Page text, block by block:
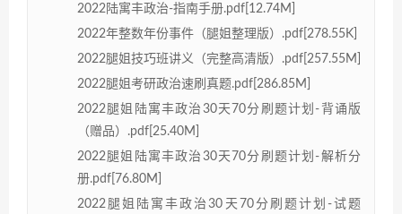
2022陆寓丰政治-指南手册.pdf[12.74M]
2022年整数年份事件（腿姐整理版）.pdf[278.55K]
2022腿姐技巧班讲义（完整高清版）.pdf[257.55M]
2022腿姐考研政治速刷真题.pdf[286.85M]
2022腿姐陆寓丰政治30天70分刷题计划-背诵版
（赠品）.pdf[25.40M]
2022腿姐陆寓丰政治30天70分刷题计划-解析分
册.pdf[76.80M]
2022腿姐陆寓丰政治30天70分刷题计划-试题